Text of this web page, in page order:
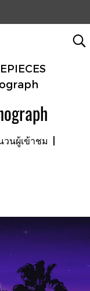
วนผู้เข้าชม